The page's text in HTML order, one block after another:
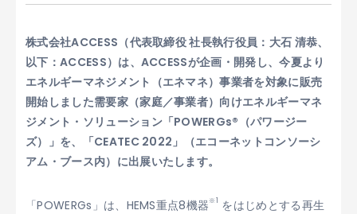
株式会社ACCESS（代表取締役 社長執行役員：大石 清恭、
以下：ACCESS）は、ACCESSが企画・開発し、今夏より
エネルギーマネジメント（エネマネ）事業者を対象に販売
開始しました需要家（家庭／事業者）向けエネルギーマネ
ジメント・ソリューション「POWERGs®（パワージー
ズ）」を、「CEATEC 2022」（エコーネットコンソーシ
アム・ブース内）に出展いたします。
「POWERGs」は、HEMS重点8機器※1 をはじめとする再生